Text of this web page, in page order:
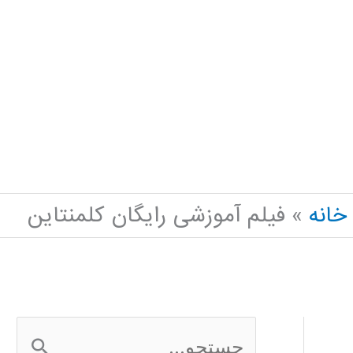
خانه
فیلم آموزشی رایگان کلمنتاین